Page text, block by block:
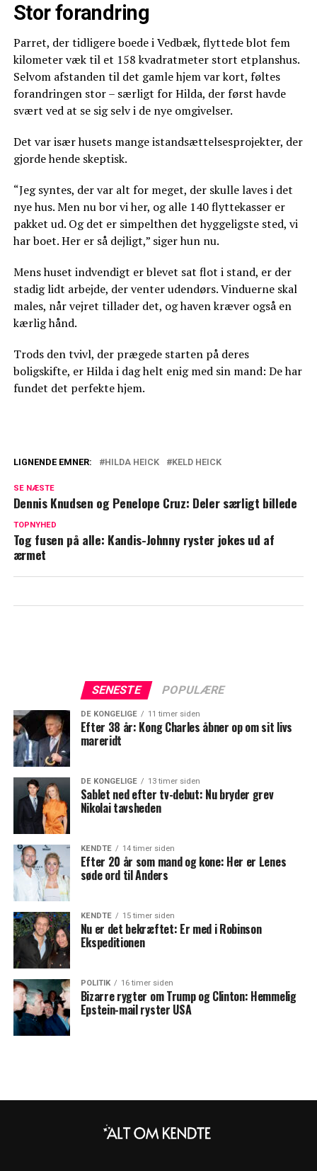
Stor forandring
Parret, der tidligere boede i Vedbæk, flyttede blot fem
kilometer væk til et 158 kvadratmeter stort etplanshus.
Selvom afstanden til det gamle hjem var kort, føltes
forandringen stor – særligt for Hilda, der først havde
svært ved at se sig selv i de nye omgivelser.
Det var især husets mange istandsættelsesprojekter, der
gjorde hende skeptisk.
“Jeg syntes, der var alt for meget, der skulle laves i det
nye hus. Men nu bor vi her, og alle 140 flyttekasser er
pakket ud. Og det er simpelthen det hyggeligste sted, vi
har boet. Her er så dejligt,” siger hun nu.
Mens huset indvendigt er blevet sat flot i stand, er der
stadig lidt arbejde, der venter udendørs. Vinduerne skal
males, når vejret tillader det, og haven kræver også en
kærlig hånd.
Trods den tvivl, der prægede starten på deres
boligskifte, er Hilda i dag helt enig med sin mand: De har
fundet det perfekte hjem.
Keld og Hilda Heick
formidabel fejring
LIGNENDE EMNER: HILDA HEICK KELD HEICK
SE NÆSTE
Dennis Knudsen og Penelope Cruz: Deler særligt billede
TOPNYHED
Tog fusen på alle: Kandis-Johnny ryster jokes ud af
ærmet
SENESTE POPULÆRE
DE KONGELIGE 11 timer siden
Efter 38 år: Kong Charles åbner op om sit livs
mareridt
DE KONGELIGE 13 timer siden
Sablet ned efter tv-debut: Nu bryder grev
Nikolai tavsheden
KENDTE 14 timer siden
Efter 20 år som mand og kone: Her er Lenes
søde ord til Anders
KENDTE 15 timer siden
Nu er det bekræftet: Er med i Robinson
Ekspeditionen
POLITIK 16 timer siden
Bizarre rygter om Trump og Clinton: Hemmelig
Epstein-mail ryster USA